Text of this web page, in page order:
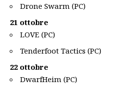
Drone Swarm (PC)
21 ottobre
LOVE (PC)
Tenderfoot Tactics (PC)
22 ottobre
DwarfHeim (PC)